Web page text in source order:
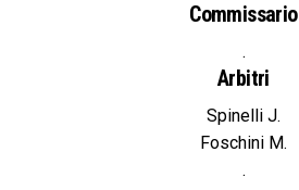
Commissario
.
Arbitri
Spinelli J.
Foschini M.
.